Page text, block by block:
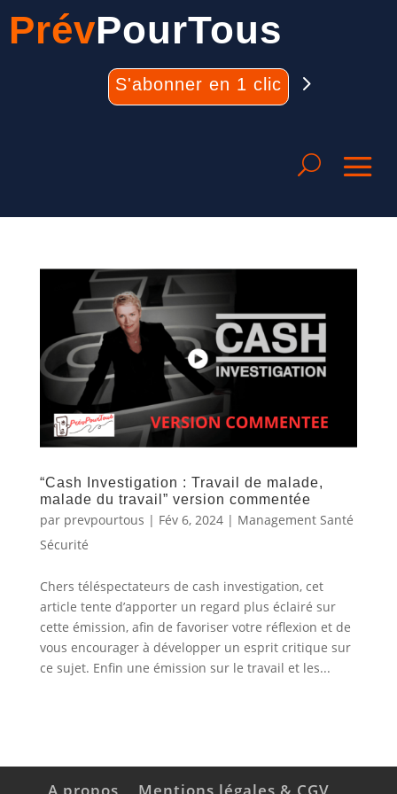
PrévPourTous
S'abonner en 1 clic
“Cash Investigation : Travail de malade,
malade du travail” version commentée
par prevpourtous | Fév 6, 2024| Management Santé
Sécurité
Chers téléspectateurs de cash investigation, cet
article tente d’apporter un regard plus éclairé sur
cette émission, afin de favoriser votre réflexion et de
vous encourager à développer un esprit critique sur
ce sujet. Enfin une émission sur le travail et les...
A propos Mentions légales & CGV